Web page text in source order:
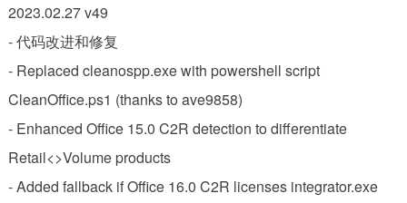
2023.02.27 v49
- 代码改进和修复
- Replaced cleanospp.exe with powershell script
CleanOffice.ps1 (thanks to ave9858)
- Enhanced Office 15.0 C2R detection to differentiate
Retail<>Volume products
- Added fallback if Office 16.0 C2R licenses integrator.exe